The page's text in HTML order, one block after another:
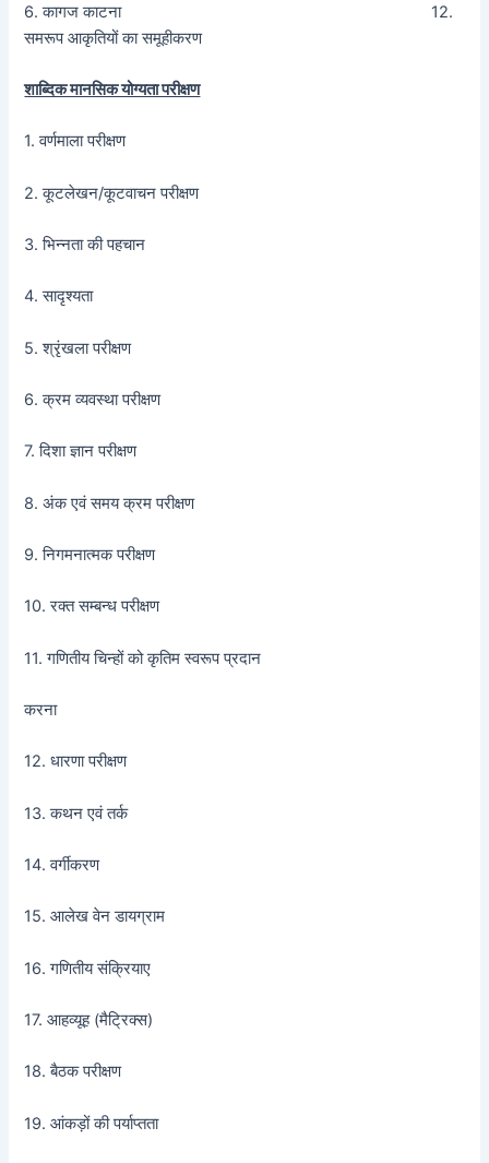
6. कागज काटना 12.
समरूप आकृतियों का समूहीकरण
शाब्दिक मानसिक योग्यता परीक्षण
1. वर्णमाला परीक्षण
2. कूटलेखन/कूटवाचन परीक्षण
3. भिन्नता की पहचान
4. सादृश्यता
5. श्रृंखला परीक्षण
6. क्रम व्यवस्था परीक्षण
7. दिशा ज्ञान परीक्षण
8. अंक एवं समय क्रम परीक्षण
9. निगमनात्मक परीक्षण
10. रक्त सम्बन्ध परीक्षण
11. गणितीय चिन्हों को कृतिम स्वरूप प्रदान
करना
12. धारणा परीक्षण
13. कथन एवं तर्क
14. वर्गीकरण
15. आलेख वेन डायग्राम
16. गणितीय संक्रियाए
17. आहव्यूह (मैट्रिक्स)
18. बैठक परीक्षण
19. आंकड़ों की पर्याप्तता